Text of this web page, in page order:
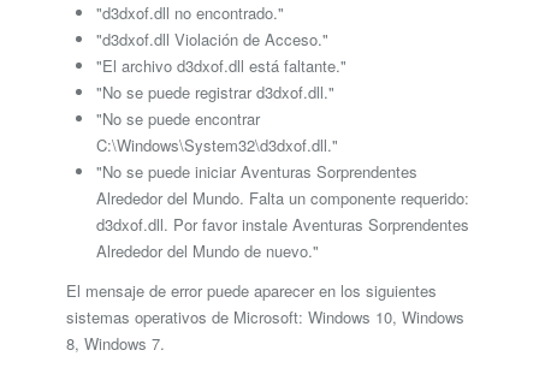
"d3dxof.dll no encontrado."
"d3dxof.dll Violación de Acceso."
"El archivo d3dxof.dll está faltante."
"No se puede registrar d3dxof.dll."
"No se puede encontrar
C:\Windows\System32\d3dxof.dll."
"No se puede iniciar Aventuras Sorprendentes
Alrededor del Mundo. Falta un componente requerido:
d3dxof.dll. Por favor instale Aventuras Sorprendentes
Alrededor del Mundo de nuevo."
El mensaje de error puede aparecer en los siguientes
sistemas operativos de Microsoft: Windows 10, Windows
8, Windows 7.